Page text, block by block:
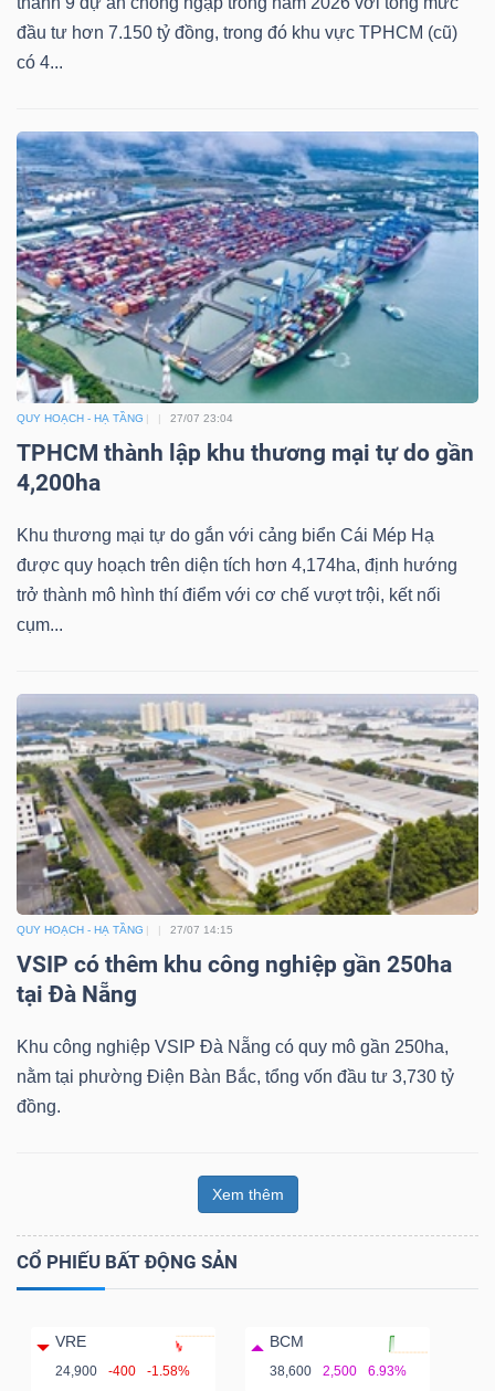
đầu tư hơn 7.150 tỷ đồng, trong đó khu vực TPHCM (cũ)
có 4...
QUY HOẠCH - HẠ TẦNG 27/07 23:04
TPHCM thành lập khu thương mại tự do gần
4,200ha
Khu thương mại tự do gắn với cảng biển Cái Mép Hạ
được quy hoạch trên diện tích hơn 4,174ha, định hướng
trở thành mô hình thí điểm với cơ chế vượt trội, kết nối
cụm...
QUY HOẠCH - HẠ TẦNG 27/07 14:15
VSIP có thêm khu công nghiệp gần 250ha
tại Đà Nẵng
Khu công nghiệp VSIP Đà Nẵng có quy mô gần 250ha,
nằm tại phường Điện Bàn Bắc, tổng vốn đầu tư 3,730 tỷ
đồng.
Xem thêm
CỔ PHIẾU BẤT ĐỘNG SẢN
VRE
24,900 -400 -1.58%
BCM
38,600 2,500 6.93%